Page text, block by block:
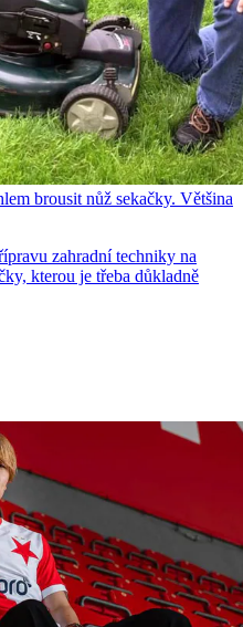
brousit nůž sekačky. Většina
zahradní techniky na
kterou je třeba důkladně